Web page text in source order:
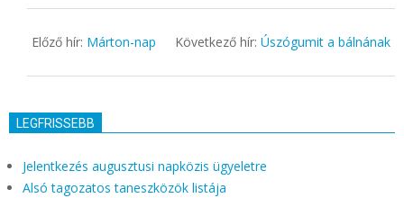
25
Előző hír: Márton-nap Következő hír: Úszógumit a bálnának
LEGFRISSEBB
Jelentkezés augusztusi napközis ügyeletre
Alsó tagozatos taneszközök listája